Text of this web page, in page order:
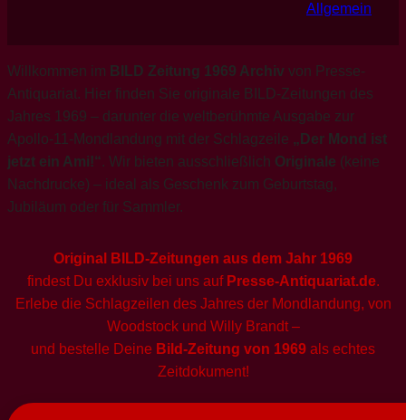
Allgemein
Willkommen im BILD Zeitung 1969 Archiv von Presse-
Antiquariat. Hier finden Sie originale BILD-Zeitungen des
Jahres 1969 – darunter die weltberühmte Ausgabe zur
Apollo-11-Mondlandung mit der Schlagzeile „Der Mond ist
jetzt ein Ami!“. Wir bieten ausschließlich Originale (keine
Nachdrucke) – ideal als Geschenk zum Geburtstag,
Jubiläum oder für Sammler.
Original BILD-Zeitungen aus dem Jahr 1969
findest Du exklusiv bei uns auf Presse-Antiquariat.de.
Erlebe die Schlagzeilen des Jahres der Mondlandung, von
Woodstock und Willy Brandt –
und bestelle Deine Bild-Zeitung von 1969 als echtes
Zeitdokument!